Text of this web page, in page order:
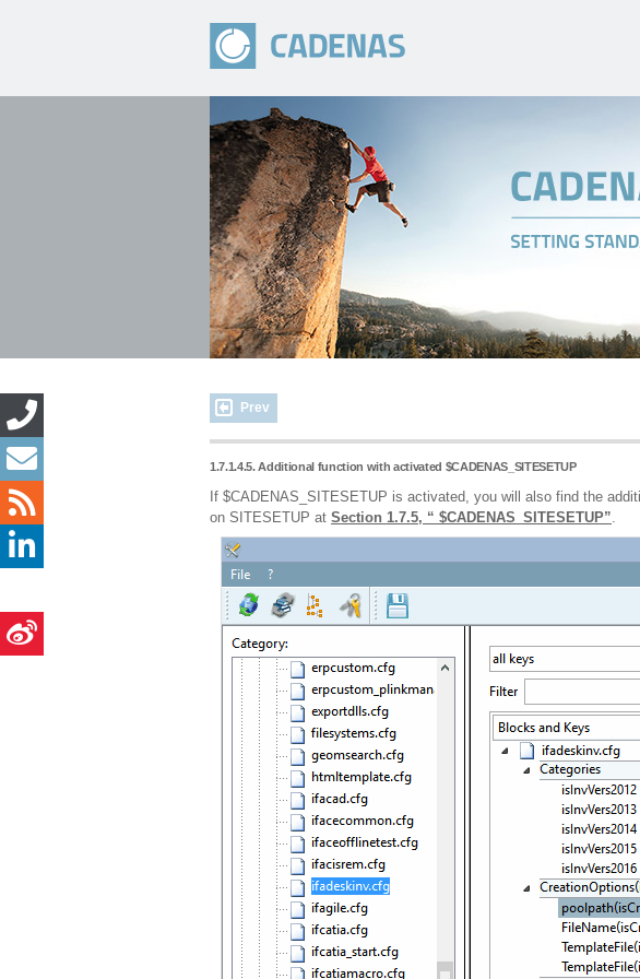
Prev
1.7.1.4.5. Additional function with activated $CADENAS_SITESETUP
If $CADENAS_SITESETUP is activated, you will also find the
on SITESETUP at Section 1.7.5, “ $CADENAS_SITESETUP”.